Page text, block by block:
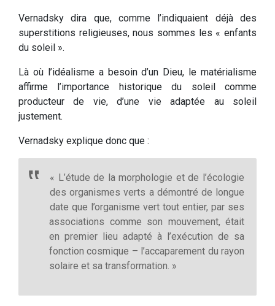
Vernadsky dira que, comme l’indiquaient déjà des
superstitions religieuses, nous sommes les « enfants
du soleil ».
Là où l’idéalisme a besoin d’un Dieu, le matérialisme
affirme l’importance historique du soleil comme
producteur de vie, d’une vie adaptée au soleil
justement.
Vernadsky explique donc que :
« L’étude de la morphologie et de l’écologie
des organismes verts a démontré de longue
date que l’organisme vert tout entier, par ses
associations comme son mouvement, était
en premier lieu adapté à l’exécution de sa
fonction cosmique – l’accaparement du rayon
solaire et sa transformation. »